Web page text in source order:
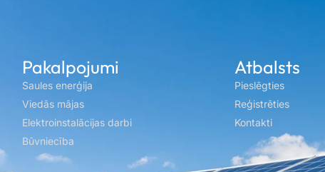
Pakalpojumi
Saules enerģija
Viedās mājas
Elektroinstalācijas darbi
Būvniecība
Atbalsts
Pieslēgties
Reģistrēties
Kontakti